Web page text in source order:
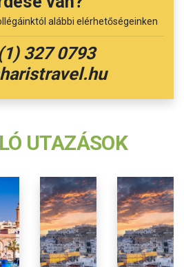
alábbi elérhetőségeinken
327 0793
UTAZÁSOK